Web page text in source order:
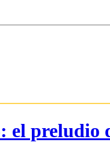
el preludio